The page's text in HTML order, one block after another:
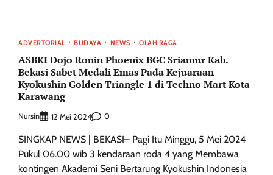
ADVERTORIAL BUDAYA NEWS OLAH RAGA
ASBKI Dojo Ronin Phoenix BGC Sriamur Kab.
Bekasi Sabet Medali Emas Pada Kejuaraan
Kyokushin Golden Triangle 1 di Techno Mart Kota
Karawang
Nursin 12 Mei 2024 0
SINGKAP NEWS | BEKASI– Pagi Itu Minggu, 5 Mei 2024
Pukul 06.00 wib 3 kendaraan roda 4 yang Membawa
kontingen Akademi Seni Bertarung Kyokushin Indonesia